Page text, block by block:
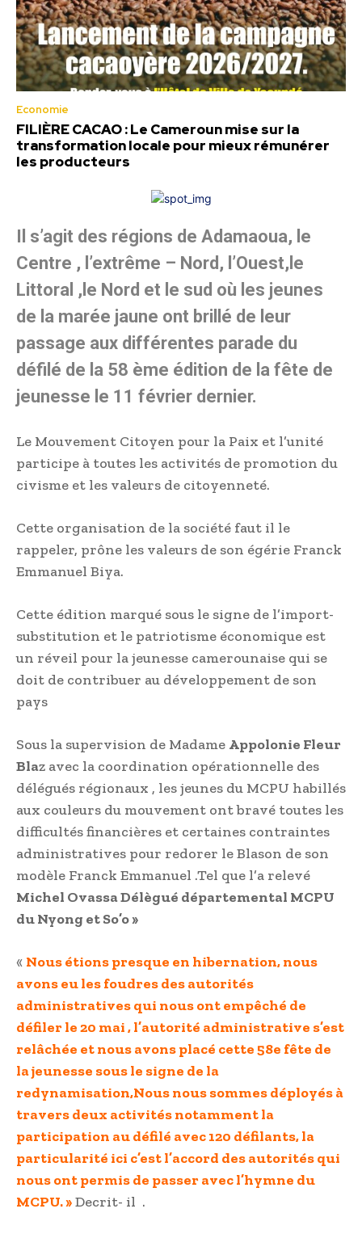
Economie
FILIÈRE CACAO : Le Cameroun mise sur la
transformation locale pour mieux rémunérer
les producteurs
Il s’agit des régions de Adamaoua, le
Centre , l’extrême – Nord, l’Ouest,le
Littoral ,le Nord et le sud où les jeunes
de la marée jaune ont brillé de leur
passage aux différentes parade du
défilé de la 58 ème édition de la fête de
jeunesse le 11 février dernier.
Le Mouvement Citoyen pour la Paix et l’unité
participe à toutes les activités de promotion du
civisme et les valeurs de citoyenneté.
Cette organisation de la société faut il le
rappeler, prône les valeurs de son égérie Franck
Emmanuel Biya.
Cette édition marqué sous le signe de l’import-
substitution et le patriotisme économique est
un réveil pour la jeunesse camerounaise qui se
doit de contribuer au développement de son
pays
Sous la supervision de Madame Appolonie Fleur
Blaz avec la coordination opérationnelle des
délégués régionaux , les jeunes du MCPU habillés
aux couleurs du mouvement ont bravé toutes les
difficultés financières et certaines contraintes
administratives pour redorer le Blason de son
modèle Franck Emmanuel .Tel que l’a relevé
Michel Ovassa Délègué départemental MCPU
du Nyong et So’o »
« Nous étions presque en hibernation, nous
avons eu les foudres des autorités
administratives qui nous ont empêché de
défiler le 20 mai , l’autorité administrative s’est
relâchée et nous avons placé cette 58e fête de
la jeunesse sous le signe de la
redynamisation,Nous nous sommes déployés à
travers deux activités notamment la
participation au défilé avec 120 défilants, la
particularité ici c’est l’accord des autorités qui
nous ont permis de passer avec l’hymne du
MCPU. »Decrit- il .